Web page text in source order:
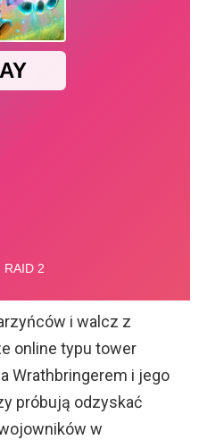
i walcz z
online typu tower
Wrathbringerem i jego
próbują odzyskać
w